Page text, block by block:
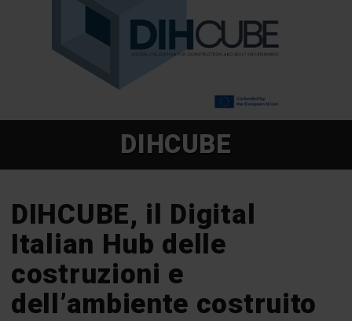
DIHCUBE
DIHCUBE, il Digital
Italian Hub delle
costruzioni e
dell’ambiente costruito